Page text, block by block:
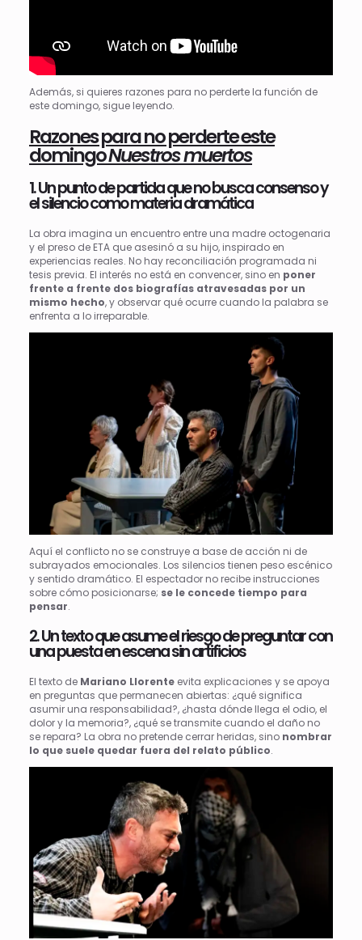
Además, si quieres razones para no perderte la función de
este domingo, sigue leyendo.
Razones para no perderte este
domingoNuestros muertos
1. Un punto de partida que no busca consenso y
el silencio como materia dramática
La obra imagina un encuentro entre una madre octogenaria
y el preso de ETA que asesinó a su hijo, inspirado en
experiencias reales. No hay reconciliación programada ni
tesis previa. El interés no está en convencer, sino en poner
frente a frente dos biografías atravesadas por un
mismo hecho, y observar qué ocurre cuando la palabra se
enfrenta a lo irreparable.
Aquí el conflicto no se construye a base de acción ni de
subrayados emocionales. Los silencios tienen peso escénico
y sentido dramático. El espectador no recibe instrucciones
sobre cómo posicionarse; se le concede tiempo para
pensar.
2. Un texto que asume el riesgo de preguntar con
una puesta en escena sin artificios
El texto de Mariano Llorente evita explicaciones y se apoya
en preguntas que permanecen abiertas: ¿qué significa
asumir una responsabilidad?, ¿hasta dónde llega el odio, el
dolor y la memoria?, ¿qué se transmite cuando el daño no
se repara? La obra no pretende cerrar heridas, sino nombrar
lo que suele quedar fuera del relato público.